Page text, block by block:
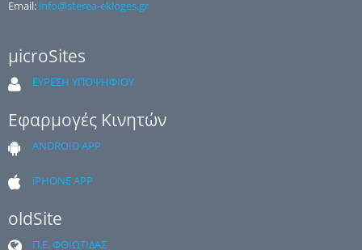
Email: info@sterea-ekloges.gr
μicroSites
ΕΥΡΕΣΗ ΥΠΟΨΗΦΙΟΥ
Εφαρμογές Κινητών
ANDROID APP
iPHONE APP
oldSite
Π.Ε. ΦΘΙΩΤΙΔΑΣ